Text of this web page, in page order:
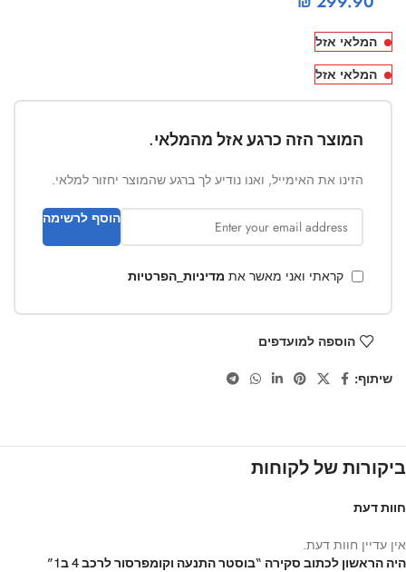
המלאי אזל
המלאי אזל
המוצר הזה כרגע אזל מהמלאי.
הזינו את האימייל, ואנו נודיע לך ברגע שהמוצר יחזור למלאי.
הוסף לרשימה
קראתי ואני מאשר את מדיניות_הפרטיות
הוספה למועדפים
שיתוף:
ביקורות של לקוחות
חוות דעת
אין עדיין חוות דעת.
היה הראשון לכתוב סקירה “בוסטר התנעה וקומפרסור לרכב 4 ב1”